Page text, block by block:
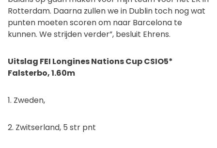
Rotterdam. Daarna zullen we in Dublin toch nog wat
punten moeten scoren om naar Barcelona te
kunnen. We strijden verder”, besluit Ehrens.
Uitslag FEI Longines Nations Cup CSIO5*
Falsterbo, 1.60m
1. Zweden,
2. Zwitserland, 5 str pnt